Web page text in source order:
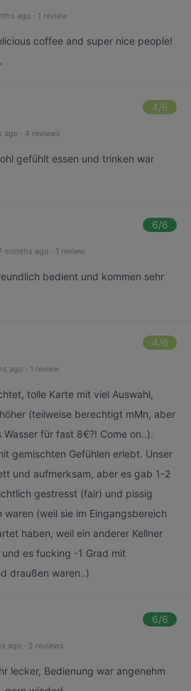
ago · 1 review
coffee and super nice people!
4/6
ago · 4 reviews
gefühlt essen und trinken war
6/6
months ago · 1 review
bedient und kommen sehr
4/6
ago · 1 review
tolle Karte mit viel Auswahl,
(teilweise berechtigt mMn, aber
Wasser für fast 8€?! Come on..).
gemischten Gefühlen erlebt. Unser
und aufmerksam, aber es gab 1-2
gestresst (fair) und pissig
waren (weil sie im Eingangsbereich
haben, weil ein anderer Kellner
es fucking -1 Grad mit
draußen waren..)
6/6
ago · 2 reviews
lecker, Bedienung war angenehm